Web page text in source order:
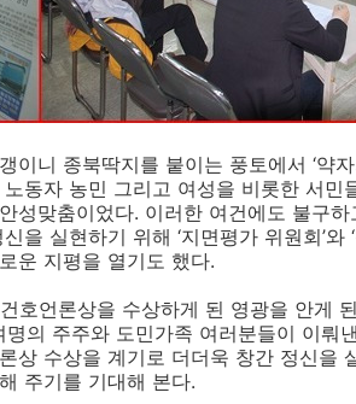
이니 종북딱지를 붙이는 풍토에서 ‘약
동자 농민 그리고 여성을 비롯한 서민
성맞춤이었다. 이러한 여건에도 불구
을 실현하기 위해 ‘지면평가 위원회’와
운 지평을 열기도 했다.
호언론상을 수상하게 된 영광을 안게
의 주주와 도민가족 여러분들이 이뤄
상 수상을 계기로 더더욱 창간 정신을
주기를 기대해 본다.